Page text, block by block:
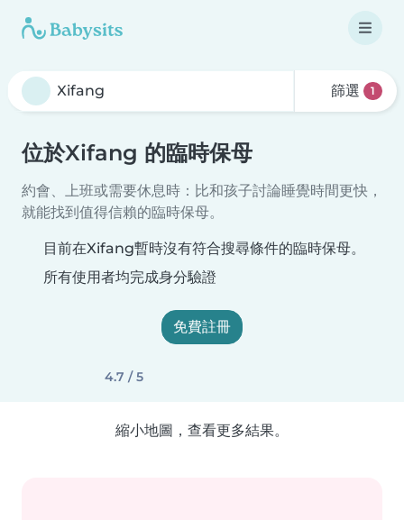
篩選 1
位於Xifang 的臨時保母
約會、上班或需要休息時：比和孩子討論睡覺時間更快，
就能找到值得信賴的臨時保母。
目前在Xifang暫時沒有符合搜尋條件的臨時保母。
所有使用者均完成身分驗證
免費註冊
4.7 / 5
縮小地圖，查看更多結果。